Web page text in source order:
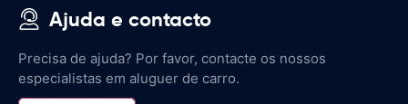
Ajuda e contacto
Precisa de ajuda? Por favor, contacte os nossos
especialistas em aluguer de carro.